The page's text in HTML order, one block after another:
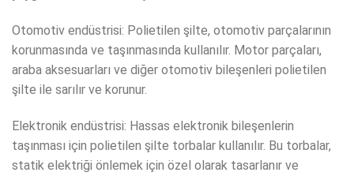
Otomotiv endüstrisi: Polietilen şilte, otomotiv parçalarının
korunmasında ve taşınmasında kullanılır. Motor parçaları,
araba aksesuarları ve diğer otomotiv bileşenleri polietilen
şilte ile sarılır ve korunur.
Elektronik endüstrisi: Hassas elektronik bileşenlerin
taşınması için polietilen şilte torbalar kullanılır. Bu torbalar,
statik elektriği önlemek için özel olarak tasarlanır ve